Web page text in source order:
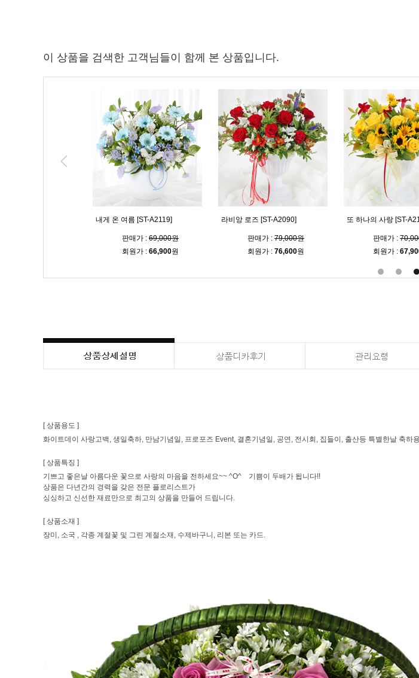
이 상품을 검색한 고객님들이 함께 본 상품입니다.
내게 온 여름 [ST-A2119]
판매가 : 69,000원
회원가 : 66,900원
라비앙 로즈 [ST-A2090]
판매가 : 79,000원
회원가 : 76,600원
또 하나의 사랑 [ST-
판매가 :
회원가 :
[ 상품용도 ]
화이트데이 사랑고백, 생일축하, 만남기념일, 프로포즈 Event, 결혼기념일, 공연, 전시회, 집들이, 출산등 특별한날 축하
[ 상품특징 ]
기쁘고 좋은날 아름다운 꽃으로 사랑의 마음을 전하세요~~ ^O^ 기쁨이 두배가 됩니다!!
상품은 다년간의 경력을 갖은 전문 플로리스트가
싱싱하고 신선한 재료만으로 최고의 상품을 만들어 드립니다.
[ 상품소재 ]
장미, 소국 , 각종 계절꽃 및 그린 계절소재, 수제바구니, 리본 또는 카드.